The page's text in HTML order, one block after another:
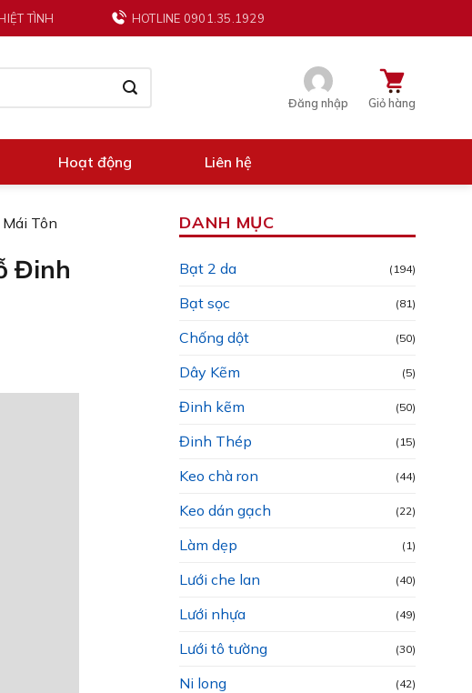
TÌNH HOTLINE 0901.35.1929
Đăng nhập Giỏ hàng
Hoạt động Liên hệ
Tôn
Đinh
DANH MỤC
Bạt 2 da (194)
Bạt sọc (81)
Chống dột (50)
Dây Kẽm (5)
Đinh kẽm (50)
Đinh Thép (15)
Keo chà ron (44)
Keo dán gạch (22)
Làm dẹp (1)
Lưới che lan (40)
Lưới nhựa (49)
Lưới tô tường (30)
Ni long (42)